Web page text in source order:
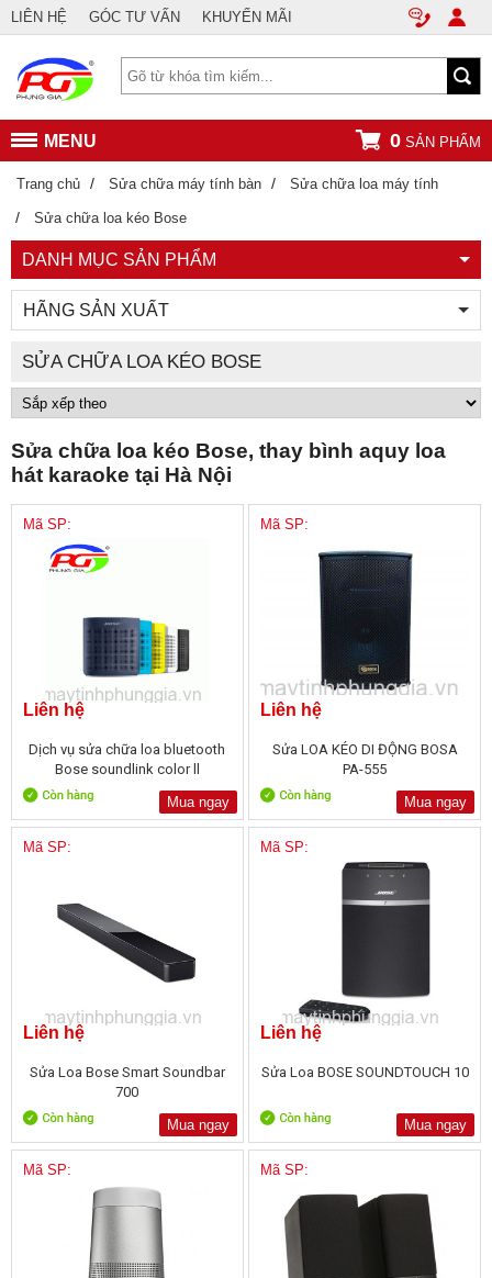
LIÊN HỆ GÓC TƯ VẤN KHUYẾN MÃI
MENU 0 SẢN PHẨM
Trang chủ / Sửa chữa máy tính bàn / Sửa chữa loa máy tính
/ Sửa chữa loa kéo Bose
DANH MỤC SẢN PHẨM
HÃNG SẢN XUẤT
SỬA CHỮA LOA KÉO BOSE
Sửa chữa loa kéo Bose, thay bình aquy loa
hát karaoke tại Hà Nội
Mã SP:
Liên hệ
Dịch vụ sửa chữa loa bluetooth
Bose soundlink color ll
Mua ngay
Mã SP:
Liên hệ
Sửa LOA KÉO DI ĐỘNG BOSA
PA-555
Mua ngay
Mã SP:
Liên hệ
Sửa Loa Bose Smart Soundbar
700
Mua ngay
Mã SP:
Liên hệ
Sửa Loa BOSE SOUNDTOUCH 10
Mua ngay
Mã SP: Mã SP: